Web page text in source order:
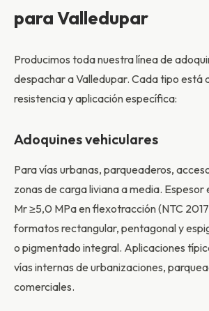
para Valledupar
Producimos toda nuestra línea de
despachar a Valledupar. Cada tipo está
resistencia y aplicación específica:
Adoquines vehiculares
Para vías urbanas, parqueaderos,
zonas de carga liviana a media.
Mr ≥5,0 MPa en flexotracción (NTC
formatos rectangular, pentagonal y
o pigmentado integral. Aplicaciones
vías internas de urbanizaciones,
comerciales.